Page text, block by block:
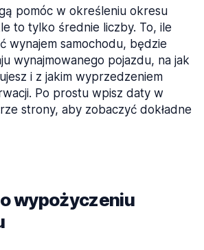
pomóc w określeniu okresu
to tylko średnie liczby. To, ile
wynajem samochodu, będzie
wynajmowanego pojazdu, na jak
i z jakim wyprzedzeniem
Po prostu wpisz daty w
strony, aby zobaczyć dokładne
wypożyczeniu